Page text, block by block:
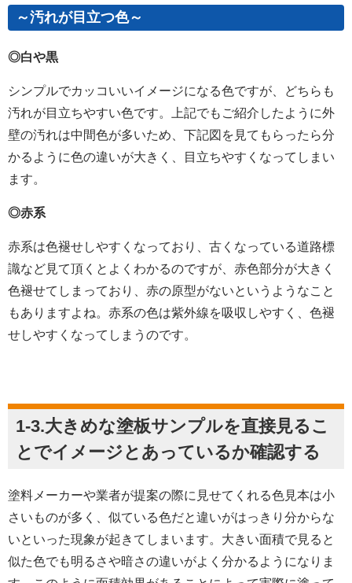
～汚れが目立つ色～
◎白や黒
シンプルでカッコいいイメージになる色ですが、どちらも
汚れが目立ちやすい色です。上記でもご紹介したように外
壁の汚れは中間色が多いため、下記図を見てもらったら分
かるように色の違いが大きく、目立ちやすくなってしまい
ます。
◎赤系
赤系は色褪せしやすくなっており、古くなっている道路標
識など見て頂くとよくわかるのですが、赤色部分が大きく
色褪せてしまっており、赤の原型がないというようなこと
もありますよね。赤系の色は紫外線を吸収しやすく、色褪
せしやすくなってしまうのです。
1-3.大きめな塗板サンプルを直接見るこ
とでイメージとあっているか確認する
塗料メーカーや業者が提案の際に見せてくれる色見本は小
さいものが多く、似ている色だと違いがはっきり分からな
いといった現象が起きてしまいます。大きい面積で見ると
似た色でも明るさや暗さの違いがよく分かるようになりま